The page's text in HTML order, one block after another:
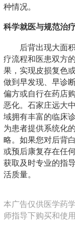
种情况。
科学就医与规范治
后背出现大面
疗流程和医患双方
果，实现皮损复色
做到早发现、早诊
偏方或自行在药店
恶化。石家庄远大
域拥有丰富的临床
为患者提供系统化
略。如果您对后背
或预后康复存在任
获取及时专业的指
活质量。
本广告仅供医学药
师指导下购买和使用